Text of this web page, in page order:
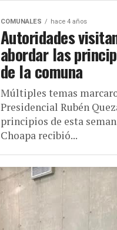
COMUNALES hace 4 años
Autoridades
abordar las
de la comuna
Múltiples temas
Presidencial Rubén
principios de esta
Choapa recibió...